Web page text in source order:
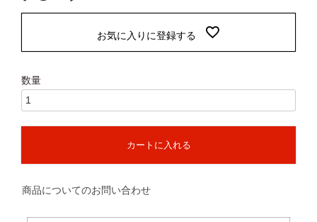
お気に入りに登録する
カートに入れる
商品についてのお問い合わせ